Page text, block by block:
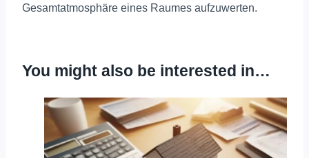
Gesamtatmosphäre eines Raumes aufzuwerten.
You might also be interested in…